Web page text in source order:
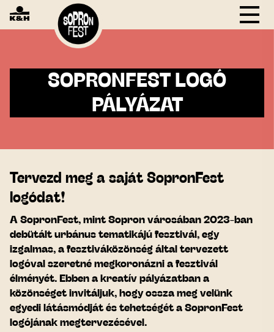
SOPRONFEST LOGÓ
PÁLYÁZAT
Tervezd meg a saját SopronFest
logódat!
A SopronFest, mint Sopron városában 2023-ban
debütált urbánus tematikájú fesztivál, egy
izgalmas, a fesztiváközönség által tervezett
logóval szeretné megkoronázni a fesztivál
élményét. Ebben a kreatív pályázatban a
közönséget invitáljuk, hogy ossza meg velünk
egyedi látásmódját és tehetségét a SopronFest
logójának megtervezésével.